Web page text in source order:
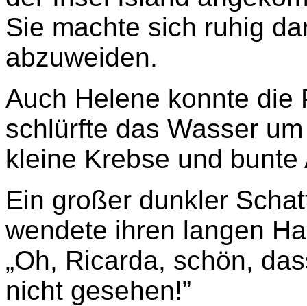
Sie machte sich ruhig
abzuweiden.
Auch Helene konnte die
schlürfte das Wasser
kleine Krebse und bunte
Ein großer dunkler
wendete ihren langen
„Oh, Ricarda, schön,
nicht gesehen!”